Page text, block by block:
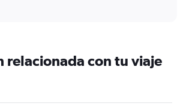
relacionada con tu viaje